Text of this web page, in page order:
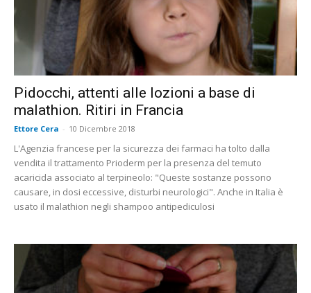
Pidocchi, attenti alle lozioni a base di
malathion. Ritiri in Francia
Ettore Cera - 10 Dicembre 2018
L'Agenzia francese per la sicurezza dei farmaci ha tolto dalla
vendita il trattamento Prioderm per la presenza del temuto
acaricida associato al terpineolo: "Queste sostanze possono
causare, in dosi eccessive, disturbi neurologici". Anche in Italia è
usato il malathion negli shampoo antipediculosi